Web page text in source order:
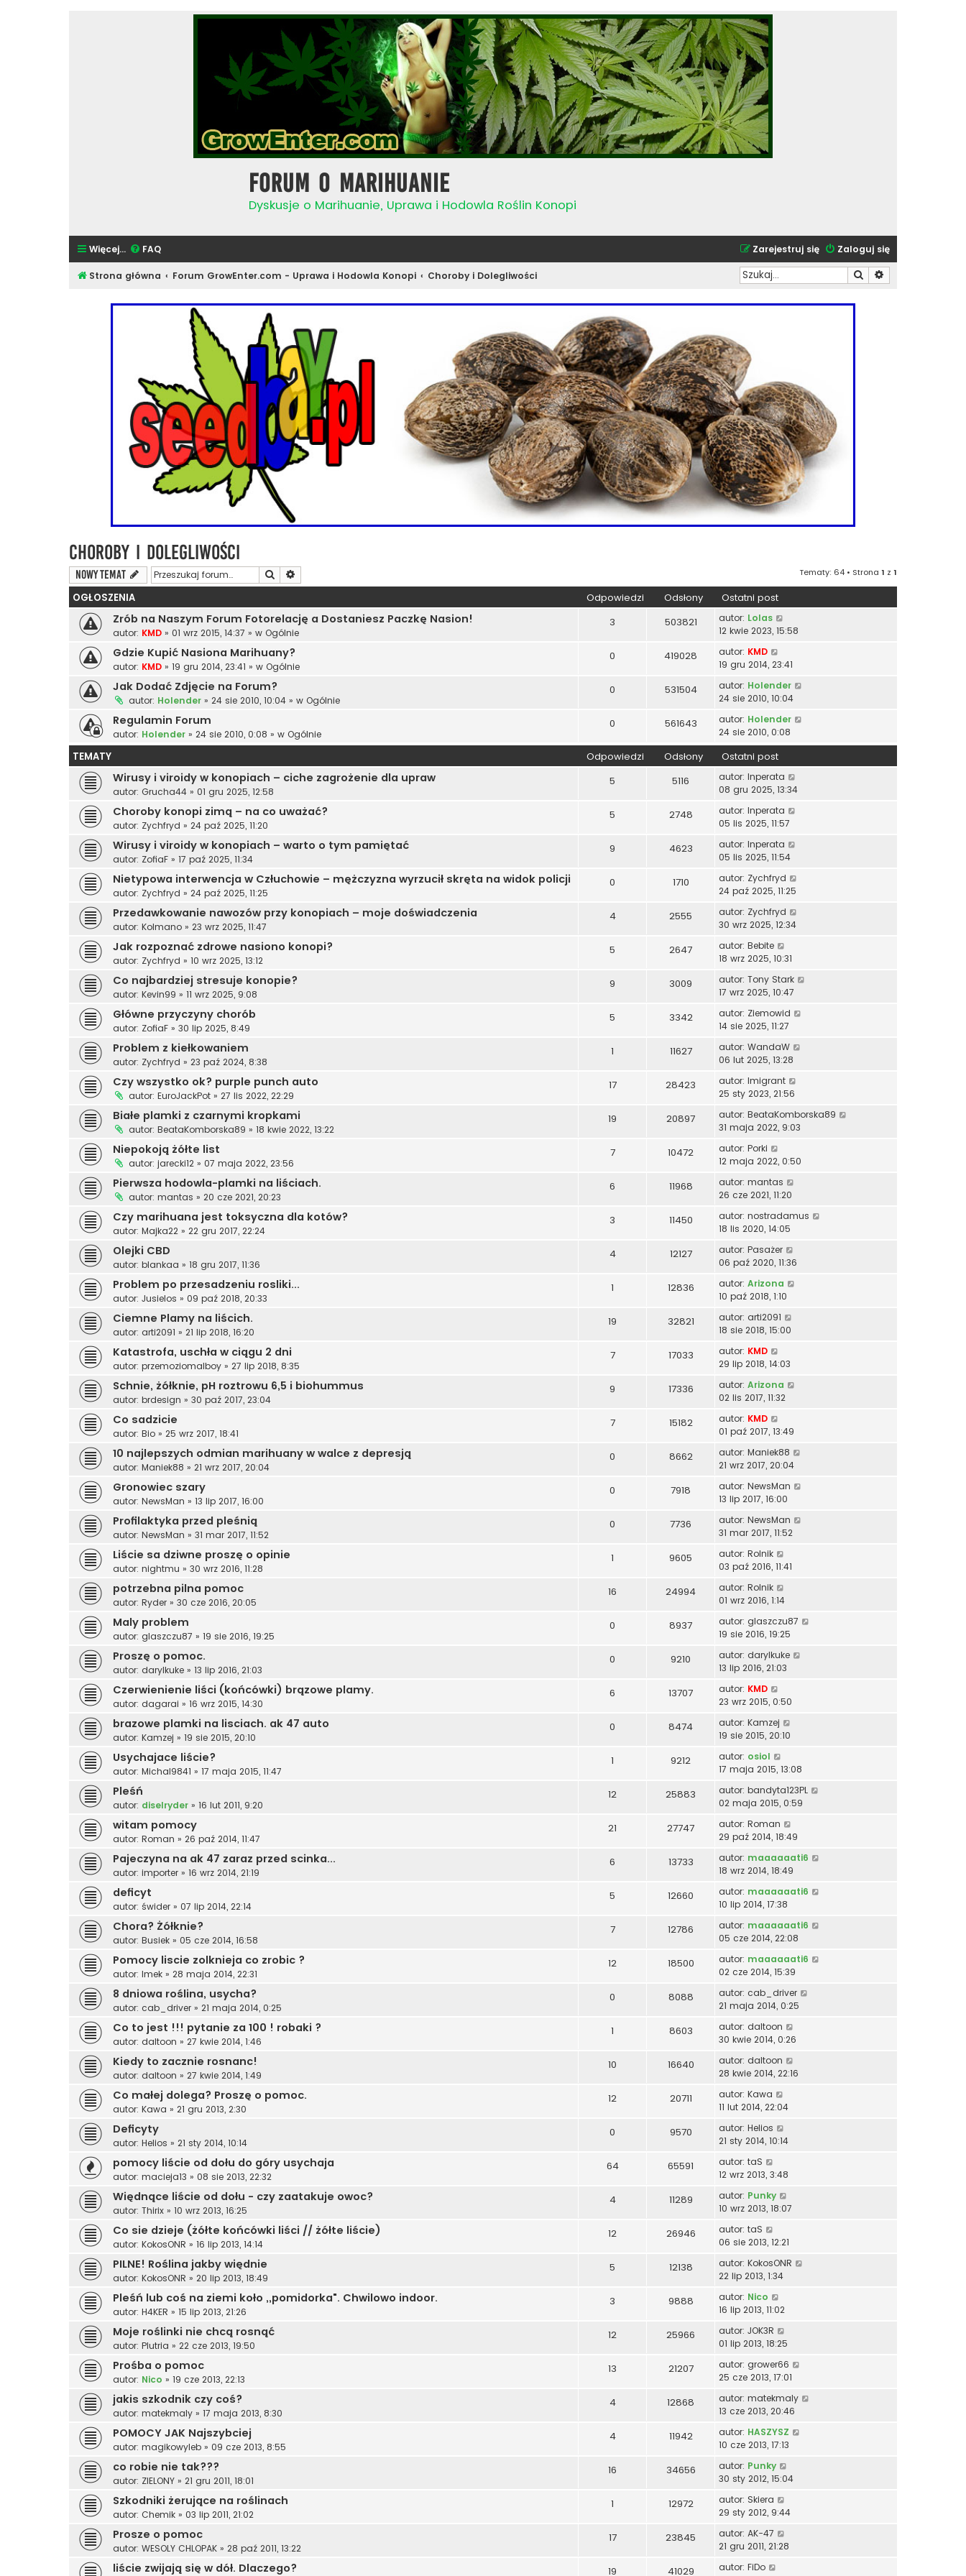
Forum o Marihuanie
Dyskusje o Marihuanie, Uprawa i Hodowla Roślin Konopi
Więcej… FAQ Zaloguj się
Zarejestruj się
Strona główna Forum GrowEnter.com - Uprawa i Hodowla Konopi Choroby i Dolegliwości Szukaj
Choroby i Dolegliwości
NOWY TEMAT Szukaj Tematy: 64 • Strona 1 z 1
OGŁOSZENIA Odpowiedzi Odsłony Ostatni post
Zrób na Naszym Forum Fotorelację a Dostaniesz Paczkę Nasion!
autor: KMD » 01 wrz 2015, 14:37 » w Ogólnie
3 503821 autor: Lolas
12 kwie 2023, 15:58
Gdzie Kupić Nasiona Marihuany?
autor: KMD » 19 gru 2014, 23:41 » w Ogólnie
0 419028 autor: KMD
19 gru 2014, 23:41
Jak Dodać Zdjęcie na Forum?
autor: Holender » 24 sie 2010, 10:04 » w Ogólnie
0 531504 autor: Holender
24 sie 2010, 10:04
Regulamin Forum
autor: Holender » 24 sie 2010, 0:08 » w Ogólnie
0 561643 autor: Holender
24 sie 2010, 0:08
TEMATY Odpowiedzi Odsłony Ostatni post
Wirusy i viroidy w konopiach – ciche zagrożenie dla upraw
autor: Grucha44 » 01 gru 2025, 12:58
5 5116 autor: Inperata
08 gru 2025, 13:34
Choroby konopi zimą – na co uważać?
autor: Zychfryd » 24 paź 2025, 11:20
5 2748 autor: Inperata
05 lis 2025, 11:57
Wirusy i viroidy w konopiach – warto o tym pamiętać
autor: ZofiaF » 17 paź 2025, 11:34
9 4623 autor: Inperata
05 lis 2025, 11:54
Nietypowa interwencja w Człuchowie – mężczyzna wyrzucił skręta na widok policji
autor: Zychfryd » 24 paź 2025, 11:25
0 1710 autor: Zychfryd
24 paź 2025, 11:25
Przedawkowanie nawozów przy konopiach – moje doświadczenia
autor: Kolmano » 23 wrz 2025, 11:47
4 2555 autor: Zychfryd
30 wrz 2025, 12:34
Jak rozpoznać zdrowe nasiono konopi?
autor: Zychfryd » 10 wrz 2025, 13:12
5 2647 autor: Bebite
18 wrz 2025, 10:31
Co najbardziej stresuje konopie?
autor: Kevin99 » 11 wrz 2025, 9:08
9 3009 autor: Tony Stark
17 wrz 2025, 10:47
Główne przyczyny chorób
autor: ZofiaF » 30 lip 2025, 8:49
5 3342 autor: Ziemowid
14 sie 2025, 11:27
Problem z kiełkowaniem
autor: Zychfryd » 23 paź 2024, 8:38
1 11627 autor: WandaW
06 lut 2025, 13:28
Czy wszystko ok? purple punch auto
autor: EuroJackPot » 27 lis 2022, 22:29
17 28423 autor: Imigrant
25 sty 2023, 21:56
Białe plamki z czarnymi kropkami
autor: BeataKomborska89 » 18 kwie 2022, 13:22
19 20897 autor: BeataKomborska89
31 maja 2022, 9:03
Niepokoją żółte list
autor: jarecki12 » 07 maja 2022, 23:56
7 10472 autor: Porki
12 maja 2022, 0:50
Pierwsza hodowla-plamki na liściach.
autor: mantas » 20 cze 2021, 20:23
6 11968 autor: mantas
26 cze 2021, 11:20
Czy marihuana jest toksyczna dla kotów?
autor: Majka22 » 22 gru 2017, 22:24
3 11450 autor: nostradamus
18 lis 2020, 14:05
Olejki CBD
autor: blankaa » 18 gru 2017, 11:36
4 12127 autor: Pasażer
06 paź 2020, 11:36
Problem po przesadzeniu rosliki...
autor: Jusielos » 09 paź 2018, 20:33
1 12836 autor: Arizona
10 paź 2018, 1:10
Ciemne Plamy na liścich.
autor: arti2091 » 21 lip 2018, 16:20
19 32821 autor: arti2091
18 sie 2018, 15:00
Katastrofa, uschła w ciągu 2 dni
autor: przemoziomalboy » 27 lip 2018, 8:35
7 17033 autor: KMD
29 lip 2018, 14:03
Schnie, żółknie, pH roztrowu 6,5 i biohummus
autor: brdesign » 30 paź 2017, 23:04
9 17336 autor: Arizona
02 lis 2017, 11:32
Co sadzicie
autor: Bio » 25 wrz 2017, 18:41
7 15182 autor: KMD
01 paź 2017, 13:49
10 najlepszych odmian marihuany w walce z depresją
autor: Maniek88 » 21 wrz 2017, 20:04
0 8662 autor: Maniek88
21 wrz 2017, 20:04
Gronowiec szary
autor: NewsMan » 13 lip 2017, 16:00
0 7918 autor: NewsMan
13 lip 2017, 16:00
Profilaktyka przed pleśnią
autor: NewsMan » 31 mar 2017, 11:52
0 7736 autor: NewsMan
31 mar 2017, 11:52
Liście sa dziwne proszę o opinie
autor: nightmu » 30 wrz 2016, 11:28
1 9605 autor: Rolnik
03 paź 2016, 11:41
potrzebna pilna pomoc
autor: Ryder » 30 cze 2016, 20:05
16 24994 autor: Rolnik
01 wrz 2016, 1:14
Maly problem
autor: glaszczu87 » 19 sie 2016, 19:25
0 8937 autor: glaszczu87
19 sie 2016, 19:25
Proszę o pomoc.
autor: darylkuke » 13 lip 2016, 21:03
0 9210 autor: darylkuke
13 lip 2016, 21:03
Czerwienienie liści (końcówki) brązowe plamy.
autor: dagarai » 16 wrz 2015, 14:30
6 13707 autor: KMD
23 wrz 2015, 0:50
brazowe plamki na lisciach. ak 47 auto
autor: Kamzej » 19 sie 2015, 20:10
0 8474 autor: Kamzej
19 sie 2015, 20:10
Usychajace liście?
autor: Michal9841 » 17 maja 2015, 11:47
1 9212 autor: osiol
17 maja 2015, 13:08
Pleśń
autor: diselryder » 16 lut 2011, 9:20
12 25883 autor: bandyta123PL
02 maja 2015, 0:59
witam pomocy
autor: Roman » 26 paź 2014, 11:47
21 27747 autor: Roman
29 paź 2014, 18:49
Pajeczyna na ak 47 zaraz przed scinka...
autor: importer » 16 wrz 2014, 21:19
6 13733 autor: maaaaaati6
18 wrz 2014, 18:49
deficyt
autor: świder » 07 lip 2014, 22:14
5 12660 autor: maaaaaati6
10 lip 2014, 17:38
Chora? Żółknie?
autor: Busiek » 05 cze 2014, 16:58
7 12786 autor: maaaaaati6
05 cze 2014, 22:08
Pomocy liscie zolknieja co zrobic ?
autor: Imek » 28 maja 2014, 22:31
12 18500 autor: maaaaaati6
02 cze 2014, 15:39
8 dniowa roślina, usycha?
autor: cab_driver » 21 maja 2014, 0:25
0 8088 autor: cab_driver
21 maja 2014, 0:25
Co to jest !!! pytanie za 100 ! robaki ?
autor: daltoon » 27 kwie 2014, 1:46
1 8603 autor: daltoon
30 kwie 2014, 0:26
Kiedy to zacznie rosnanc!
autor: daltoon » 27 kwie 2014, 1:49
10 16640 autor: daltoon
28 kwie 2014, 22:16
Co małej dolega? Proszę o pomoc.
autor: Kawa » 21 gru 2013, 2:30
12 20711 autor: Kawa
11 lut 2014, 22:04
Deficyty
autor: Helios » 21 sty 2014, 10:14
0 9570 autor: Helios
21 sty 2014, 10:14
pomocy liście od dołu do góry usychaja
autor: macieja13 » 08 sie 2013, 22:32
64 65591 autor: taS
12 wrz 2013, 3:48
Więdnące liście od dołu - czy zaatakuje owoc?
autor: Thirix » 10 wrz 2013, 16:25
4 11289 autor: Punky
10 wrz 2013, 18:07
Co sie dzieje (żółte końcówki liści // żółte liście)
autor: KokosONR » 16 lip 2013, 14:14
12 26946 autor: taS
06 sie 2013, 12:21
PILNE! Roślina jakby więdnie
autor: KokosONR » 20 lip 2013, 18:49
5 12138 autor: KokosONR
22 lip 2013, 1:34
Pleśń lub coś na ziemi koło ,,pomidorka". Chwilowo indoor.
autor: H4KER » 15 lip 2013, 21:26
3 9888 autor: Nico
16 lip 2013, 11:02
Moje roślinki nie chcą rosnąć
autor: Plutria » 22 cze 2013, 19:50
12 25966 autor: JOK3R
01 lip 2013, 18:25
Prośba o pomoc
autor: Nico » 19 cze 2013, 22:13
13 21207 autor: grower66
25 cze 2013, 17:01
jakis szkodnik czy coś?
autor: matekmaly » 17 maja 2013, 8:30
4 12868 autor: matekmaly
13 cze 2013, 20:46
POMOCY JAK Najszybciej
autor: magikowyleb » 09 cze 2013, 8:55
4 11942 autor: HASZYSZ
10 cze 2013, 17:13
co robie nie tak???
autor: ZIELONY » 21 gru 2011, 18:01
16 34656 autor: Punky
30 sty 2012, 15:04
Szkodniki żerujące na roślinach
autor: Chemik » 03 lip 2011, 21:02
1 12972 autor: Skiera
29 sty 2012, 9:44
Prosze o pomoc
autor: WESOLY CHLOPAK » 28 paź 2011, 13:22
17 23845 autor: AK-47
21 gru 2011, 21:28
liście zwijają się w dół. Dlaczego? 19 41029 autor: FiDo